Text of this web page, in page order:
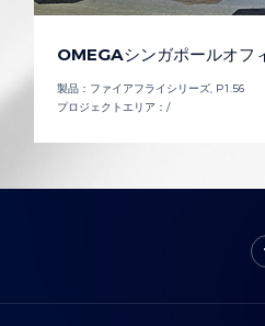
OMEGAシンガポールオフ
製品： ファイアフライシリーズ, P1.56
プロジェクトエリア： /